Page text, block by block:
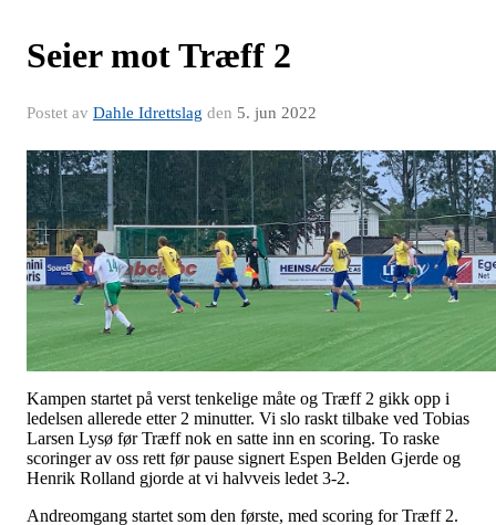
Seier mot Træff 2
Postet av Dahle Idrettslag den 5. jun 2022
Kampen startet på verst tenkelige måte og Træff 2 gikk opp i
ledelsen allerede etter 2 minutter. Vi slo raskt tilbake ved Tobias
Larsen Lysø før Træff nok en satte inn en scoring. To raske
scoringer av oss rett før pause signert Espen Belden Gjerde og
Henrik Rolland gjorde at vi halvveis ledet 3-2.
Andreomgang startet som den første, med scoring for Træff 2.